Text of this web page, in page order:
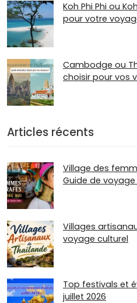
Koh Phi Phi ou
pour votre
Cambodge ou
choisir pour vos
Articles récents
Village des
Guide de voyage
Villages
voyage culturel
Top festivals et
juillet 2026